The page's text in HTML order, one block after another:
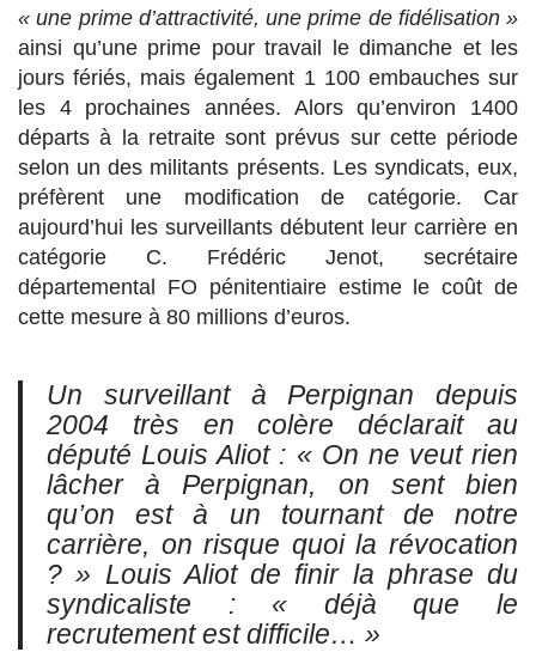
« une prime d’attractivité, une prime de fidélisation »
ainsi qu’une prime pour travail le dimanche et les
jours fériés, mais également 1 100 embauches sur
les 4 prochaines années. Alors qu’environ 1400
départs à la retraite sont prévus sur cette période
selon un des militants présents. Les syndicats, eux,
préfèrent une modification de catégorie. Car
aujourd’hui les surveillants débutent leur carrière en
catégorie C. Frédéric Jenot, secrétaire
départemental FO pénitentiaire estime le coût de
cette mesure à 80 millions d’euros.
Un surveillant à Perpignan depuis
2004 très en colère déclarait au
député Louis Aliot : « On ne veut rien
lâcher à Perpignan, on sent bien
qu’on est à un tournant de notre
carrière, on risque quoi la révocation
? » Louis Aliot de finir la phrase du
syndicaliste : « déjà que le
recrutement est difficile… »